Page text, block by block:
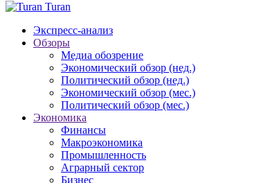
Turan
Экспресс-анализ
Обзоры
Медиа обозрение
Экономический обзор (нед.)
Политический обзор (нед.)
Экономический обзор (мес.)
Политический обзор (мес.)
Экономика
Финансы
Макроэкономика
Промышленность
Аграрный сектор
Бизнес